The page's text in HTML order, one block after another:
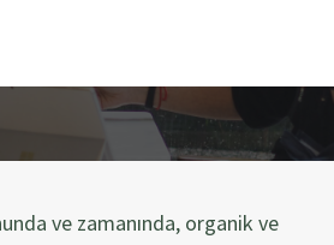
ve zamanında, organik ve